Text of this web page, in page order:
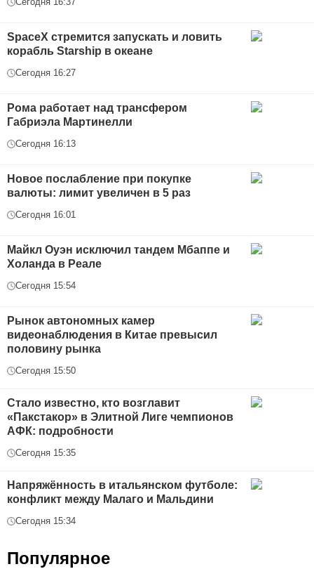
SpaceX стремится запускать и ловить
корабль Starship в океане
Сегодня 16:27
Рома работает над трансфером
Габриэла Мартинелли
Сегодня 16:13
Новое послабление при покупке
валюты: лимит увеличен в 5 раз
Сегодня 16:01
Майкл Оуэн исключил тандем Мбаппе и
Холанда в Реале
Сегодня 15:54
Рынок автономных камер
видеонаблюдения в Китае превысил
половину рынка
Сегодня 15:50
Стало известно, кто возглавит
«Пакстакор» в Элитной Лиге чемпионов
АФК: подробности
Сегодня 15:35
Напряжённость в итальянском футболе:
конфликт между Малаго и Мальдини
Сегодня 15:34
Популярное